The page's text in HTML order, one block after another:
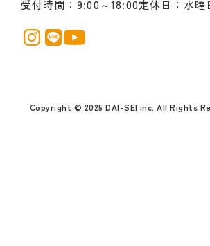
受付時間 9:00～18:00定休日 水曜
Copyright © 2025 DAI-SEI inc. All Rights